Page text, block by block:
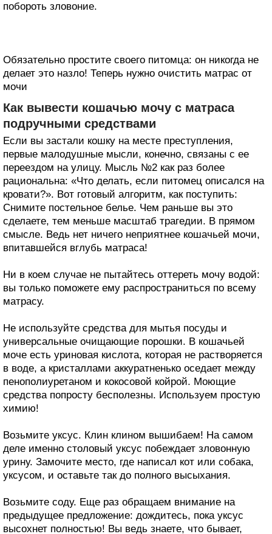
побороть зловоние.
Обязательно простите своего питомца: он никогда не
делает это назло! Теперь нужно очистить матрас от
мочи
Как вывести кошачью мочу с матраса
подручными средствами
Если вы застали кошку на месте преступления,
первые малодушные мысли, конечно, связаны с ее
переездом на улицу. Мысль №2 как раз более
рациональна: «Что делать, если питомец описался на
кровати?». Вот готовый алгоритм, как поступить:
Снимите постельное белье. Чем раньше вы это
сделаете, тем меньше масштаб трагедии. В прямом
смысле. Ведь нет ничего неприятнее кошачьей мочи,
впитавшейся вглубь матраса!
Ни в коем случае не пытайтесь оттереть мочу водой:
вы только поможете ему распространиться по всему
матрасу.
Не используйте средства для мытья посуды и
универсальные очищающие порошки. В кошачьей
моче есть уриновая кислота, которая не растворяется
в воде, а кристаллами аккуратненько оседает между
пенополиуретаном и кокосовой койрой. Моющие
средства попросту бесполезны. Используем простую
химию!
Возьмите уксус. Клин клином вышибаем! На самом
деле именно столовый уксус побеждает зловонную
урину. Замочите место, где написал кот или собака,
уксусом, и оставьте так до полного высыхания.
Возьмите соду. Еще раз обращаем внимание на
предыдущее предложение: дождитесь, пока уксус
высохнет полностью! Вы ведь знаете, что бывает,